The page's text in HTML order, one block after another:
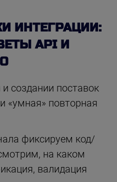
ИНТЕГРАЦИИ:
API И
создании поставок
и «умная» повторная
фиксируем код/
на каком
валидация